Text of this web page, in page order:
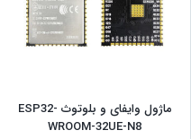
ماژول وایفای و بلوتوث ESP32-
WROOM-32UE-N8